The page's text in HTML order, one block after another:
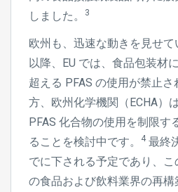
しました。
3
欧州も、迅速な動きを見せて
以降、EU では、食品包装材
超える PFAS の使用が禁止さ
方、欧州化学機関（ECHA）
PFAS 化合物の使用を制限す
ることを検討中です。
4 最終
でに下される予定であり、
の食品および飲料業界の再